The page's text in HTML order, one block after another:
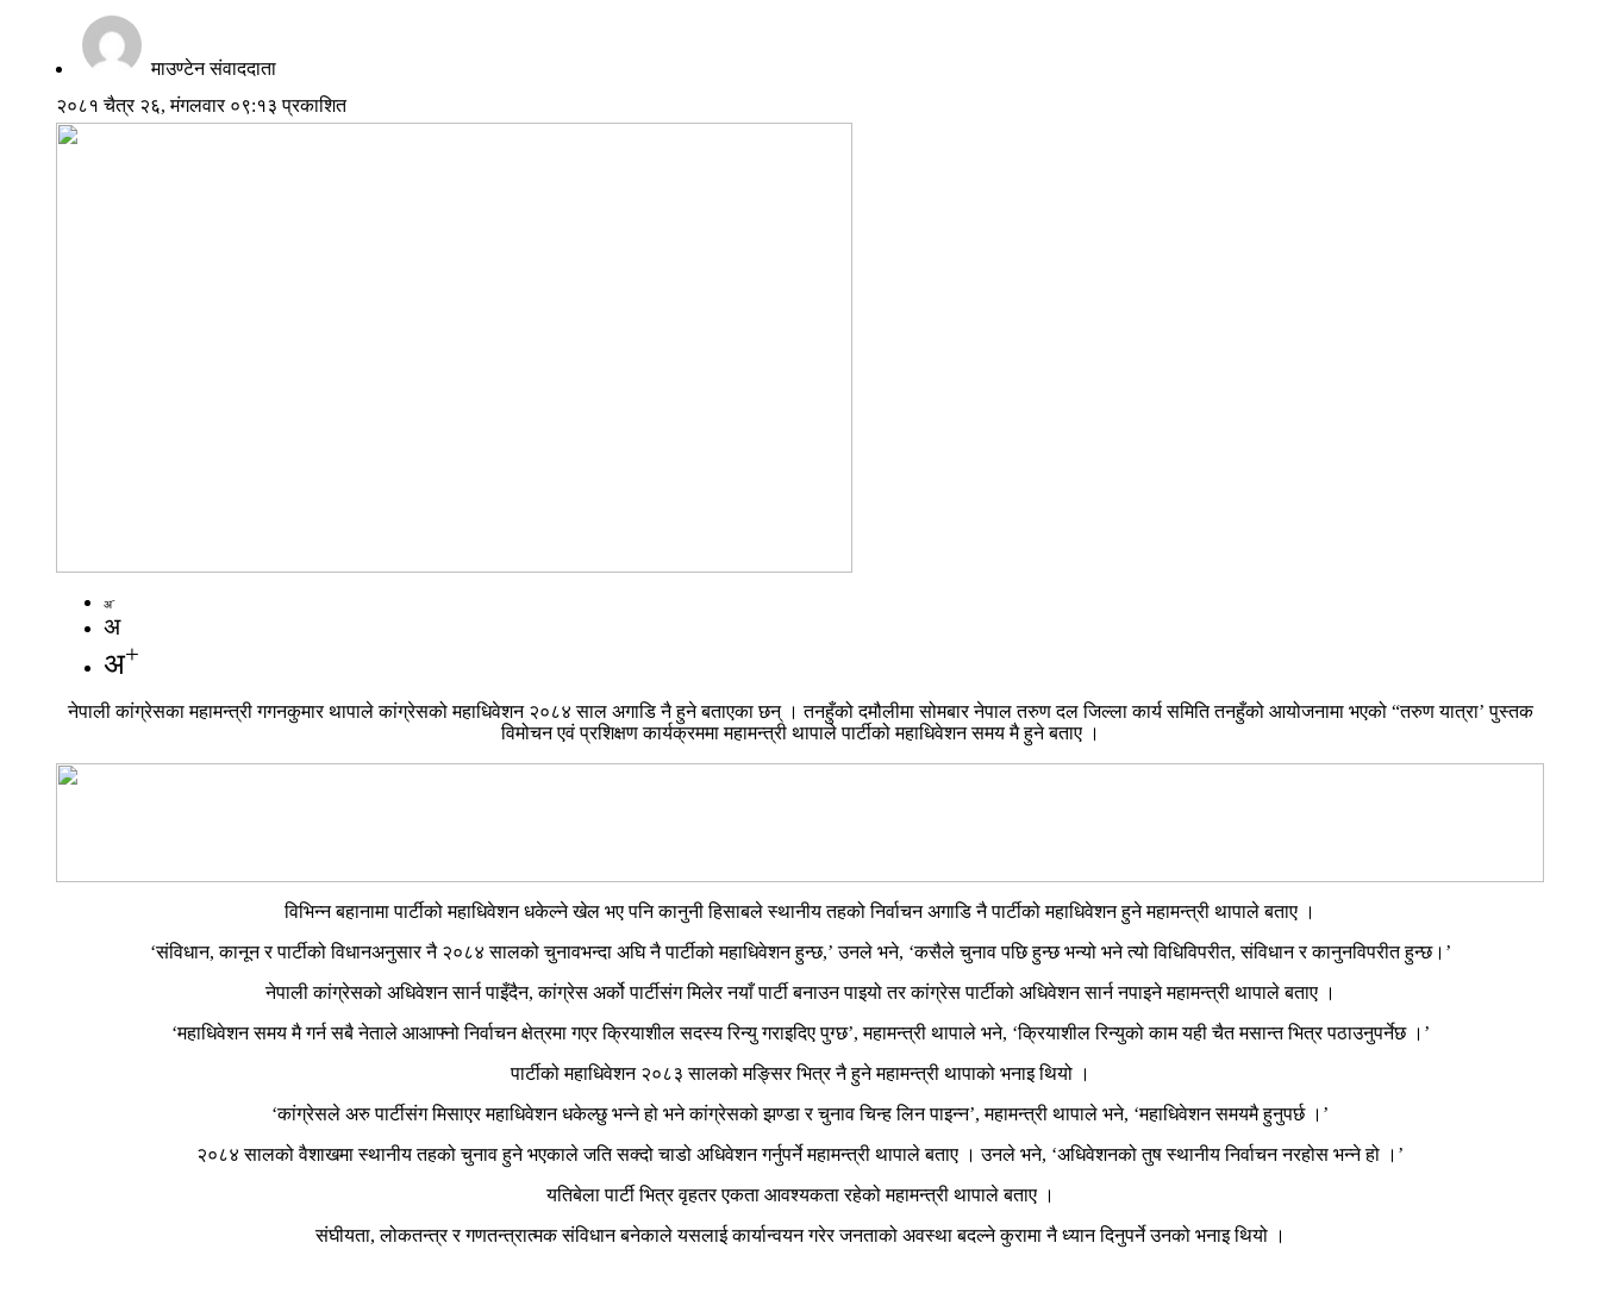
माउण्टेन संवाददाता
२०८१ चैत्र २६, मंगलवार ०९:१३ प्रकाशित
अ-
अ
अ+
नेपाली कांग्रेसका महामन्त्री गगनकुमार थापाले कांग्रेसको महाधिवेशन २०८४ साल अगाडि नै हुने बताएका छन् । तनहुँको दमौलीमा सोमबार नेपाल तरुण दल जिल्ला कार्य समिति तनहुँको आयोजनामा भएको “तरुण यात्रा’ पुस्तक
विमोचन एवं प्रशिक्षण कार्यक्रममा महामन्त्री थापाले पार्टीको महाधिवेशन समय मै हुने बताए ।
विभिन्न बहानामा पार्टीको महाधिवेशन धकेल्ने खेल भए पनि कानुनी हिसाबले स्थानीय तहको निर्वाचन अगाडि नै पार्टीको महाधिवेशन हुने महामन्त्री थापाले बताए ।
‘संविधान, कानून र पार्टीको विधानअनुसार नै २०८४ सालको चुनावभन्दा अघि नै पार्टीको महाधिवेशन हुन्छ,’ उनले भने, ‘कसैले चुनाव पछि हुन्छ भन्यो भने त्यो विधिविपरीत, संविधान र कानुनविपरीत हुन्छ।’
नेपाली कांग्रेसको अधिवेशन सार्न पाइँदैन, कांग्रेस अर्को पार्टीसंग मिलेर नयाँ पार्टी बनाउन पाइयो तर कांग्रेस पार्टीको अधिवेशन सार्न नपाइने महामन्त्री थापाले बताए ।
‘महाधिवेशन समय मै गर्न सबै नेताले आआफ्नो निर्वाचन क्षेत्रमा गएर क्रियाशील सदस्य रिन्यु गराइदिए पुग्छ’, महामन्त्री थापाले भने, ‘क्रियाशील रिन्युको काम यही चैत मसान्त भित्र पठाउनुपर्नेछ ।’
पार्टीको महाधिवेशन २०८३ सालको मङ्सिर भित्र नै हुने महामन्त्री थापाको भनाइ थियो ।
‘कांग्रेसले अरु पार्टीसंग मिसाएर महाधिवेशन धकेल्छु भन्ने हो भने कांग्रेसको झण्डा र चुनाव चिन्ह लिन पाइन्न’, महामन्त्री थापाले भने, ‘महाधिवेशन समयमै हुनुपर्छ ।’
२०८४ सालको वैशाखमा स्थानीय तहको चुनाव हुने भएकाले जति सक्दो चाडो अधिवेशन गर्नुपर्ने महामन्त्री थापाले बताए । उनले भने, ‘अधिवेशनको तुष स्थानीय निर्वाचन नरहोस भन्ने हो ।’
यतिबेला पार्टी भित्र वृहतर एकता आवश्यकता रहेको महामन्त्री थापाले बताए ।
संघीयता, लोकतन्त्र र गणतन्त्रात्मक संविधान बनेकाले यसलाई कार्यान्वयन गरेर जनताको अवस्था बदल्ने कुरामा नै ध्यान दिनुपर्ने उनको भनाइ थियो ।